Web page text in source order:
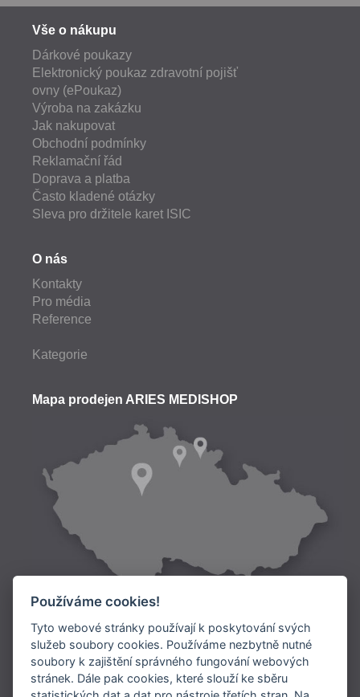
Vše o nákupu
Dárkové poukazy
Elektronický poukaz zdravotní pojišť
ovny (ePoukaz)
Výroba na zakázku
Jak nakupovat
Obchodní podmínky
Reklamační řád
Doprava a platba
Často kladené otázky
Sleva pro držitele karet ISIC
O nás
Kontakty
Pro média
Reference
Kategorie
Mapa prodejen ARIES MEDISHOP
Doprava:
Používáme cookies!
Tyto webové stránky používají k poskytování svých
služeb soubory cookies. Používáme nezbytně nutné
soubory k zajištění správného fungování webových
stránek. Dále pak cookies, které slouží ke sběru